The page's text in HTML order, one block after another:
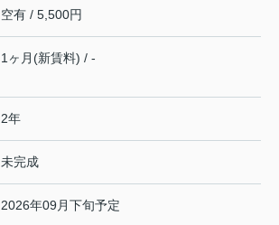
空有 / 5,500円
1ヶ月(新賃料) / -
2年
未完成
2026年09月下旬予定